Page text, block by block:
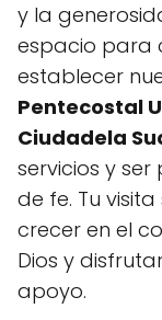
y la
espacio para
establecer
Pentecostal
Ciudadela
servicios y
de fe. Tu
crecer en el
Dios y
apoyo.